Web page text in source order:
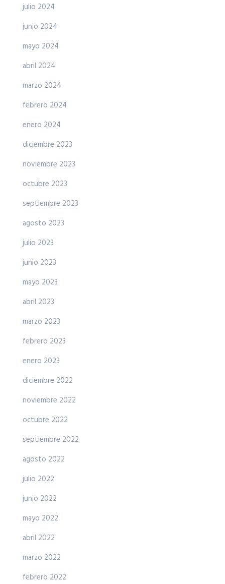
julio 2024
junio 2024
mayo 2024
abril 2024
marzo 2024
febrero 2024
enero 2024
diciembre 2023
noviembre 2023
octubre 2023
septiembre 2023
agosto 2023
julio 2023
junio 2023
mayo 2023
abril 2023
marzo 2023
febrero 2023
enero 2023
diciembre 2022
noviembre 2022
octubre 2022
septiembre 2022
agosto 2022
julio 2022
junio 2022
mayo 2022
abril 2022
marzo 2022
febrero 2022